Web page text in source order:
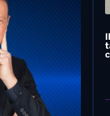
da Rocco
brani